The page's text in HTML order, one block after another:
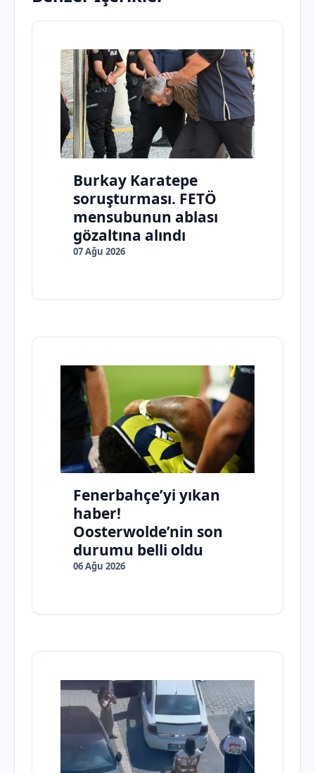
Burkay Karatepe
soruşturması. FETÖ
mensubunun ablası
gözaltına alındı
07 Ağu 2026
Fenerbahçe’yi yıkan
haber!
Oosterwolde’nin son
durumu belli oldu
06 Ağu 2026